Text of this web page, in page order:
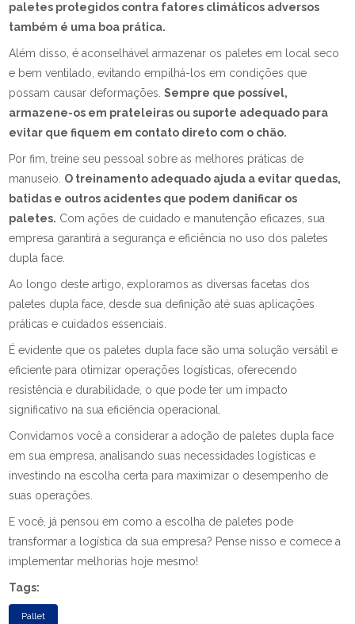
paletes protegidos contra fatores climáticos adversos
também é uma boa prática.
Além disso, é aconselhável armazenar os paletes em local seco
e bem ventilado, evitando empilhá-los em condições que
possam causar deformações.Sempre que possível,
armazene-os em prateleiras ou suporte adequado para
evitar que fiquem em contato direto com o chão.
Por fim, treine seu pessoal sobre as melhores práticas de
manuseio. O treinamento adequado ajuda a evitar quedas,
batidas e outros acidentes que podem danificar os
paletes. Com ações de cuidado e manutenção eficazes, sua
empresa garantirá a segurança e eficiência no uso dos paletes
dupla face.
Ao longo deste artigo, exploramos as diversas facetas dos
paletes dupla face, desde sua definição até suas aplicações
práticas e cuidados essenciais.
É evidente que os paletes dupla face são uma solução versátil e
eficiente para otimizar operações logísticas, oferecendo
resistência e durabilidade, o que pode ter um impacto
significativo na sua eficiência operacional.
Convidamos você a considerar a adoção de paletes dupla face
em sua empresa, analisando suas necessidades logísticas e
investindo na escolha certa para maximizar o desempenho de
suas operações.
E você, já pensou em como a escolha de paletes pode
transformar a logística da sua empresa? Pense nisso e comece a
implementar melhorias hoje mesmo!
Tags:
Pallet